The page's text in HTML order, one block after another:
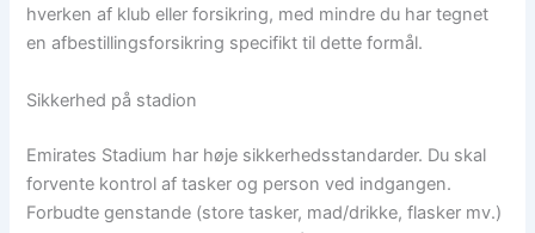
hverken af klub eller forsikring, med mindre du har tegnet
en afbestillingsforsikring specifikt til dette formål.
Sikkerhed på stadion
Emirates Stadium har høje sikkerhedsstandarder. Du skal
forvente kontrol af tasker og person ved indgangen.
Forbudte genstande (store tasker, mad/drikke, flasker mv.)